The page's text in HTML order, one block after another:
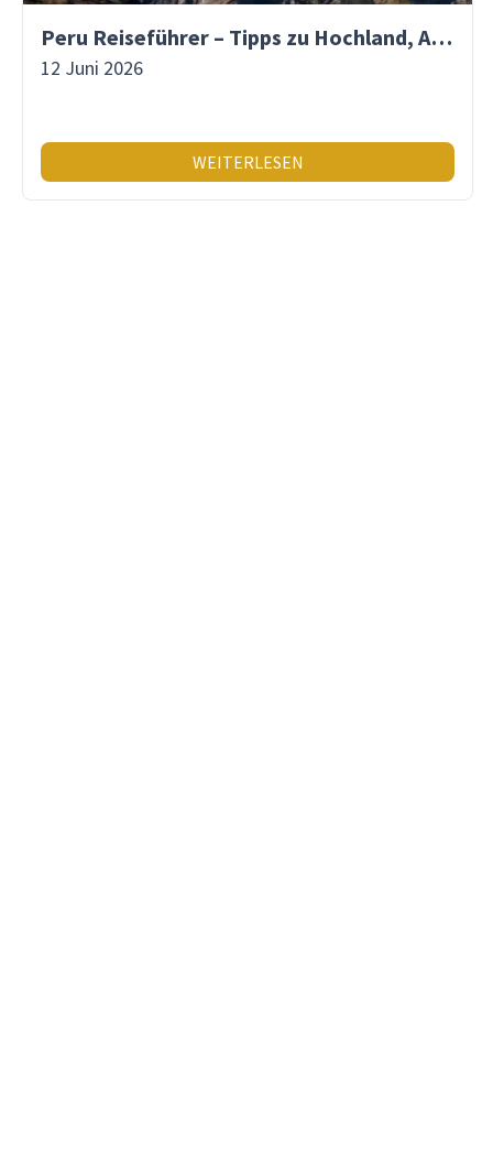
Peru Reiseführer – Tipps zu Hochland, Amazonas & Inka-Erbe
12 Juni 2026
WEITERLESEN